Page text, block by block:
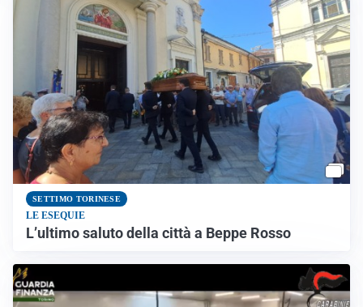
SETTIMO TORINESE
LE ESEQUIE
L’ultimo saluto della città a Beppe Rosso